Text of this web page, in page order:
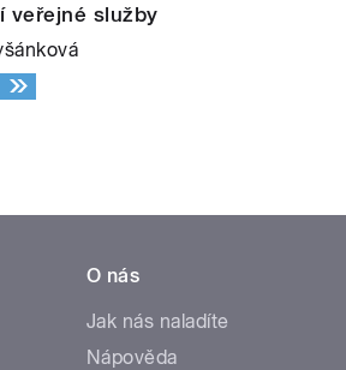
veřejné služby
O nás
Jak nás naladíte
Nápověda